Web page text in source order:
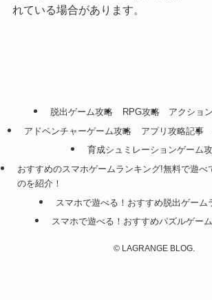
れている場合があります。
脱出ゲーム攻略 RPG攻略
アクショ
アドベンチャーゲーム攻略
アプリ攻略記事
育成シュミレーションゲーム
おすすめのスマホゲームランキング!無料で遊べ
のを紹介！
スマホで遊べる！おすすめ脱出ゲーム
スマホで遊べる！おすすめパズルゲー
© LAGRANGE BLOG.